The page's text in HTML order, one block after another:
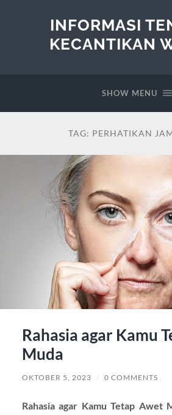
INFORMASI
KECANTIKAN
SHOW MENU
TAG: PERHATIKAN
Rahasia agar Kamu
Muda
OKTOBER 5, 2023 / 0 COMMENTS
Rahasia agar Kamu Tetap Awet